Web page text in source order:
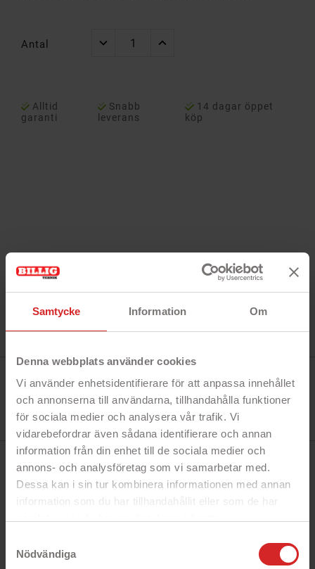
Samtycke Information Om
Denna webbplats använder cookies
Vi använder enhetsidentifierare för att anpassa innehållet
och annonserna till användarna, tillhandahålla funktioner
för sociala medier och analysera vår trafik. Vi
vidarebefordrar även sådana identifierare och annan
information från din enhet till de sociala medier och
annons- och analysföretag som vi samarbetar med.
Dessa kan i sin tur kombinera informationen med annan
information som du har tillhandahållit eller som de har
Nödvändiga
Antal
Alltid
garanti
Snabb
leverans
14 dagar öppet
köp
Topmedia
150160MS5PED
I lager
BESKRIVNING
Snabbfakta!
- Strömkabel ingår